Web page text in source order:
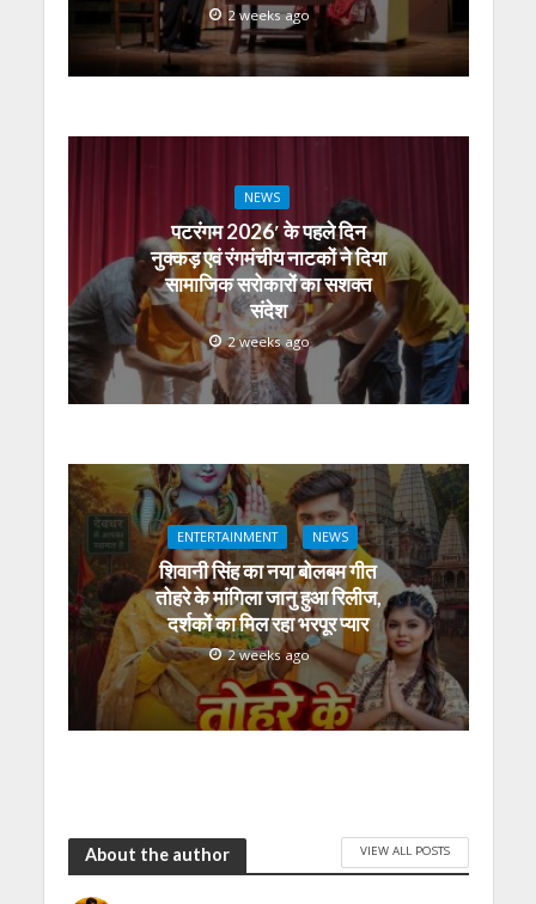
2 weeks ago
NEWS
पटरंगम 2026′ के पहले दिन
नुक्कड़ एवं रंगमंचीय नाटकों ने दिया
सामाजिक सरोकारों का सशक्त
संदेश
2 weeks ago
ENTERTAINMENT NEWS
शिवानी सिंह का नया बोलबम गीत
तोहरे के मांगिला जानु हुआ रिलीज,
दर्शकों का मिल रहा भरपूर प्यार
2 weeks ago
About the author VIEW ALL POSTS